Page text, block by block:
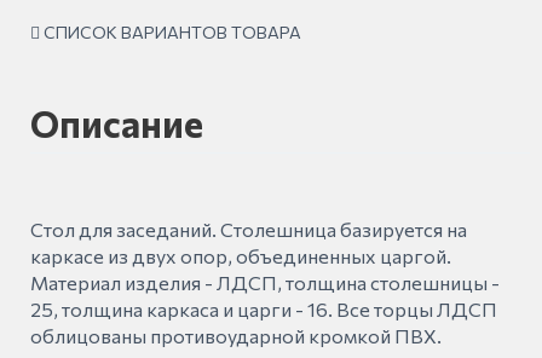
СПИСОК ВАРИАНТОВ ТОВАРА
Описание
Стол для заседаний. Столешница базируется на
каркасе из двух опор, объединенных царгой.
Материал изделия - ЛДСП, толщина столешницы -
25, толщина каркаса и царги - 16. Все торцы ЛДСП
облицованы противоударной кромкой ПВХ.